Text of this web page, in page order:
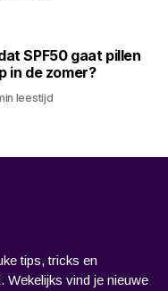
SPF50 gaat pillen
in de zomer?
leestijd
tips, tricks en
Wekelijks vind je nieuwe